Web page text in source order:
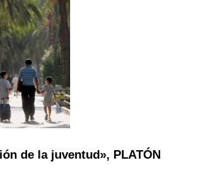
de la juventud», PLATÓN